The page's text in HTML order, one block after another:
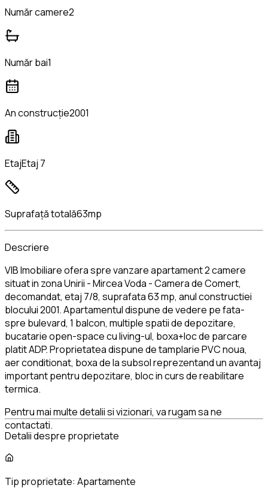
Număr camere2
Număr bai1
An construcție2001
EtajEtaj 7
Suprafață totală63mp
Descriere
VIB Imobiliare ofera spre vanzare apartament 2 camere
situat in zona Unirii - Mircea Voda - Camera de Comert,
decomandat, etaj 7/8, suprafata 63 mp, anul constructiei
blocului 2001. Apartamentul dispune de vedere pe fata-
spre bulevard, 1 balcon, multiple spatii de depozitare,
bucatarie open-space cu living-ul, boxa+loc de parcare
platit ADP. Proprietatea dispune de tamplarie PVC noua,
aer conditionat, boxa de la subsol reprezentand un avantaj
important pentru depozitare, bloc in curs de reabilitare
termica.
Pentru mai multe detalii si vizionari, va rugam sa ne
contactati.
Detalii despre proprietate
Tip proprietate: Apartamente